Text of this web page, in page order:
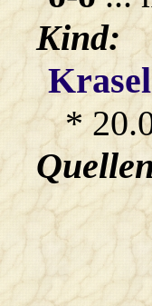
Kind:
Krasel
*